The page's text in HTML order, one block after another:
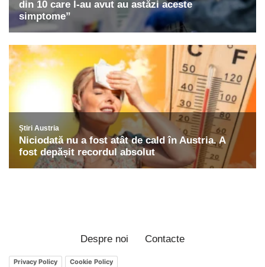
Despre noi Contacte
Privacy Policy Cookie Policy